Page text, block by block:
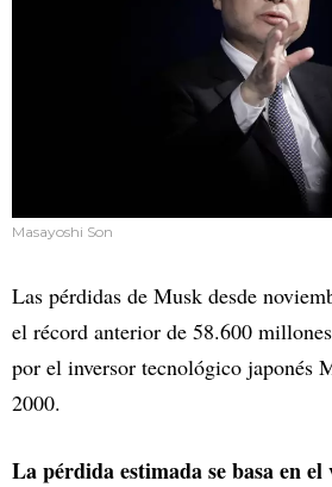
Masayoshi Son
Las pérdidas de Musk desde
el récord anterior de 58.600
por el inversor tecnológico japonés
2000.
La pérdida estimada se basa en el